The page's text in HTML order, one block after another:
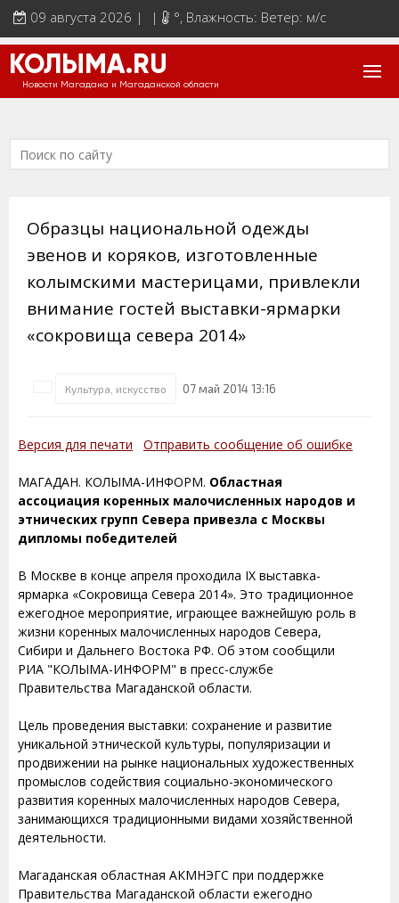
09 августа 2026 | | °, Влажность: Ветер: м/с
КОЛЫМА.RU
Новости Магадана и Магаданской области
Образцы национальной одежды
эвенов и коряков, изготовленные
колымскими мастерицами, привлекли
внимание гостей выставки-ярмарки
«сокровища севера 2014»
Культура, искусство 07 май 2014 13:16
Версия для печати Отправить сообщение об ошибке
МАГАДАН. КОЛЫМА-ИНФОРМ. Областная
ассоциация коренных малочисленных народов и
этнических групп Севера привезла с Москвы
дипломы победителей
В Москве в конце апреля проходила IX выставка-
ярмарка «Сокровища Севера 2014». Это традиционное
ежегодное мероприятие, играющее важнейшую роль в
жизни коренных малочисленных народов Севера,
Сибири и Дальнего Востока РФ. Об этом сообщили
РИА "КОЛЫМА-ИНФОРМ" в пресс-службе
Правительства Магаданской области.
Цель проведения выставки: сохранение и развитие
уникальной этнической культуры, популяризации и
продвижении на рынке национальных художественных
промыслов содействия социально-экономического
развития коренных малочисленных народов Севера,
занимающихся традиционными видами хозяйственной
деятельности.
Магаданская областная АКМНЭГС при поддержке
Правительства Магаданской области ежегодно